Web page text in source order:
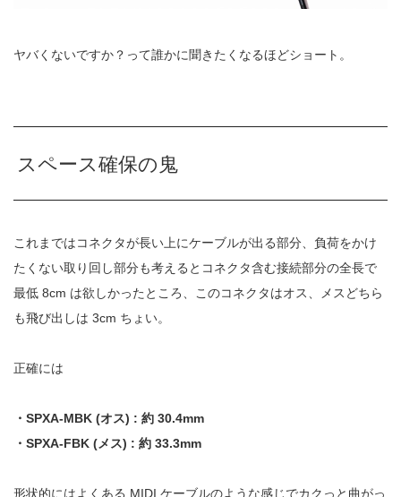
ヤバくないですか？って誰かに聞きたくなるほどショート。
スペース確保の鬼
これまではコネクタが長い上にケーブルが出る部分、負荷をかけ
たくない取り回し部分も考えるとコネクタ含む接続部分の全長で
最低 8cm は欲しかったところ、このコネクタはオス、メスどちら
も飛び出しは 3cm ちょい。
正確には
・ SPXA-MBK (オス) : 約 30.4mm
・ SPXA-FBK (メス) : 約 33.3mm
形状的にはよくある MIDI ケーブルのような感じでカクっと曲がっ